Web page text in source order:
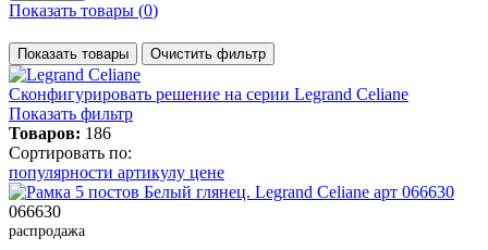
Показать товары (0)
Показать товары Очистить фильтр
Сконфигурировать решение на серии Legrand Celiane
Показать фильтр
Товаров: 186
Сортировать по:
популярности артикулу цене
066630
распродажа